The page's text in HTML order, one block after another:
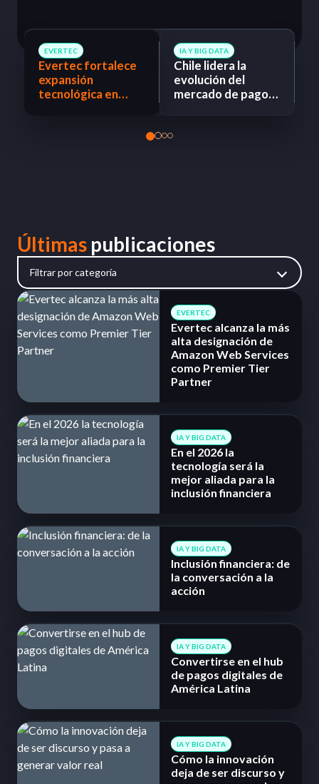
EVERTEC
Evertec fortalece
expansión
tecnológica en
IA Y BIG DATA
Chile lidera la
evolución del
mercado de pagos
Últimas publicaciones
Filtrar por categoría
EVERTEC
Evertec alcanza la más
alta designación de
Amazon Web Services
como Premier Tier
Partner
IA Y BIG DATA
En el 2026 la
tecnología será la
mejor aliada para la
inclusión financiera
IA Y BIG DATA
Inclusión financiera: de
la conversación a la
acción
IA Y BIG DATA
Convertirse en el hub
de pagos digitales de
América Latina
IA Y BIG DATA
Cómo la innovación
deja de ser discurso y